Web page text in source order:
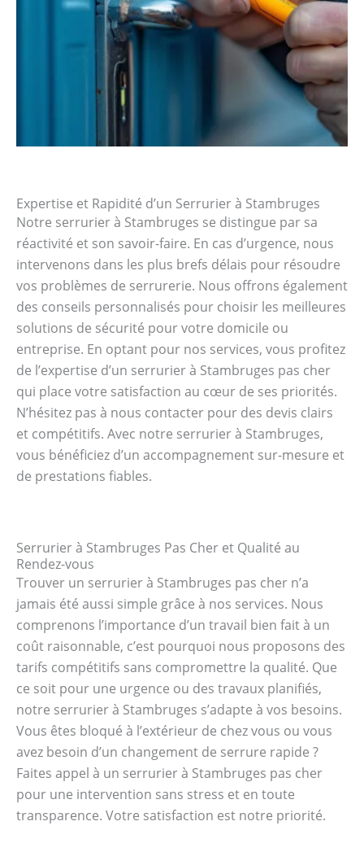
Expertise et Rapidité d’un Serrurier à Stambruges
Notre serrurier à Stambruges se distingue par sa
réactivité et son savoir-faire. En cas d’urgence, nous
intervenons dans les plus brefs délais pour résoudre
vos problèmes de serrurerie. Nous offrons également
des conseils personnalisés pour choisir les meilleures
solutions de sécurité pour votre domicile ou
entreprise. En optant pour nos services, vous profitez
de l’expertise d’un serrurier à Stambruges pas cher
qui place votre satisfaction au cœur de ses priorités.
N’hésitez pas à nous contacter pour des devis clairs
et compétitifs. Avec notre serrurier à Stambruges,
vous bénéficiez d’un accompagnement sur-mesure et
de prestations fiables.
Serrurier à Stambruges Pas Cher et Qualité au
Rendez-vous
Trouver un serrurier à Stambruges pas cher n’a
jamais été aussi simple grâce à nos services. Nous
comprenons l’importance d’un travail bien fait à un
coût raisonnable, c’est pourquoi nous proposons des
tarifs compétitifs sans compromettre la qualité. Que
ce soit pour une urgence ou des travaux planifiés,
notre serrurier à Stambruges s’adapte à vos besoins.
Vous êtes bloqué à l’extérieur de chez vous ou vous
avez besoin d’un changement de serrure rapide ?
Faites appel à un serrurier à Stambruges pas cher
pour une intervention sans stress et en toute
transparence. Votre satisfaction est notre priorité.